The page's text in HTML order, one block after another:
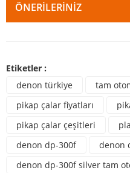
ÖNERILERINIZ
Etiketler :
denon türkiye
tam
pikap çalar fiyatları
pikap çalar çeşitleri
denon dp-300f
denon
denon dp-300f silver tam